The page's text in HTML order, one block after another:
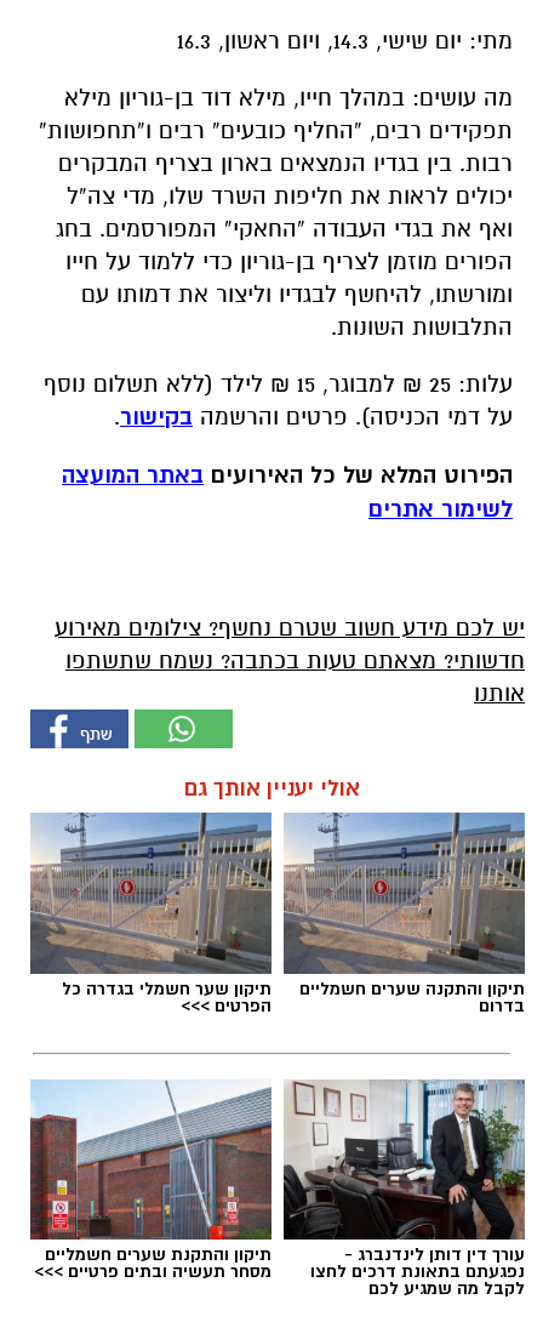
מתי: יום שישי, 14.3, ויום ראשון, 16.3
מה עושים: במהלך חייו, מילא דוד בן-גוריון מילא
תפקידים רבים, “החליף כובעים” רבים ו”תחפושות”
רבות. בין בגדיו הנמצאים בארון בצריף המבקרים
יכולים לראות את חליפות השרד שלו, מדי צה”ל
ואף את בגדי העבודה “החאקי” המפורסמים. בחג
הפורים מוזמן לצריף בן-גוריון כדי ללמוד על חייו
ומורשתו, להיחשף לבגדיו וליצור את דמותו עם
התלבושות השונות.
עלות: 25 ₪ למבוגר, 15 ₪ לילד (ללא תשלום נוסף
על דמי הכניסה). פרטים והרשמה בקישור.
הפירוט המלא של כל האירועים באתר המועצה
לשימור אתרים
יש לכם מידע חשוב שטרם נחשף? צילומים מאירוע
חדשותי? מצאתם טעות בכתבה? נשמח שתשתפו
אותנו
אולי יעניין אותך גם
תיקון והתקנה שערים חשמליים
בדרום
תיקון שער חשמלי בגדרה כל
הפרטים >>>
עורך דין דותן לינדנברג -
נפגעתם בתאונת דרכים לחצו
לקבל מה שמגיע לכם
תיקון והתקנת שערים חשמליים
מסחר תעשיה ובתים פרטיים >>>